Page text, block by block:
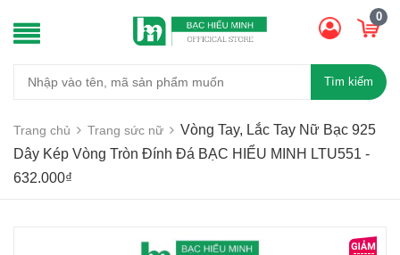
0
Tìm kiếm
Trang chủ Trang sức nữ
Vòng Tay, Lắc Tay Nữ Bạc 925
Dây Kép Vòng Tròn Đính Đá BẠC HIỂU MINH LTU551 -
632.000₫